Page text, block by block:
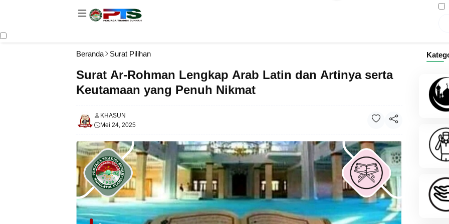
Beranda Surat Pilihan
Surat Ar-Rohman Lengkap Arab Latin dan Artinya serta
Keutamaan yang Penuh Nikmat
KHASUN
Mei 24, 2025